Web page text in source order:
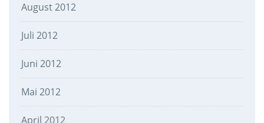
August 2012
Juli 2012
Juni 2012
Mai 2012
April 2012